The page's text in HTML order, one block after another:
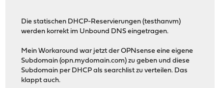
Die statischen DHCP-Reservierungen (testhanvm)
werden korrekt im Unbound DNS eingetragen.
Mein Workaround war jetzt der OPNsense eine eigene
Subdomain (opn.mydomain.com) zu geben und diese
Subdomain per DHCP als searchlist zu verteilen. Das
klappt auch.